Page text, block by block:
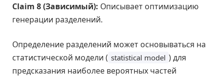
Claim 8 (Зависимый): Описывает оптимизацию
генерации разделений.
Определение разделений может основываться на
статистической модели ( statistical model ) для
предсказания наиболее вероятных частей